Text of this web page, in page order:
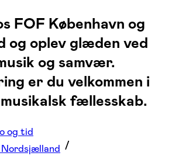
FOF København og
og oplev glæden ved
og samvær.
er du velkommen i
fællesskab.
og tid
Nordsjælland